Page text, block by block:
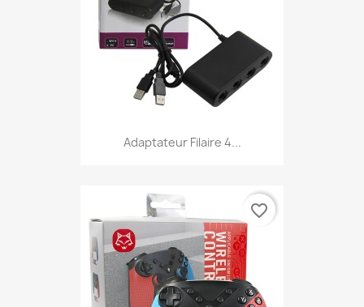
Adaptateur Filaire 4...
favorite_border